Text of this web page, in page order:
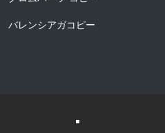
バレンシアガコピー